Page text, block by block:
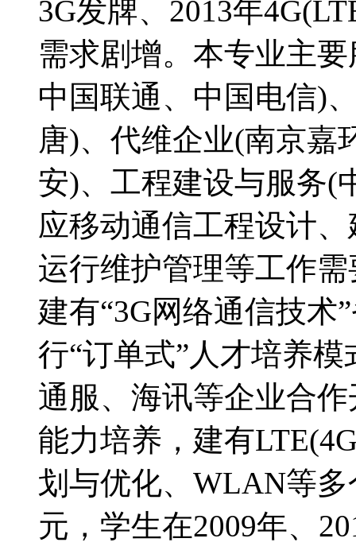
3G发牌、2013年
需求剧增。本专业主
中国联通、中国电信)
唐)、代维企业(南京嘉
安)、工程建设与服务(
应移动通信工程设计
运行维护管理等工作
建有“3G网络通信技术
行“订单式”人才培养
通服、海讯等企业合
能力培养，建有
划与优化、WLAN等
元，学生在2009年、